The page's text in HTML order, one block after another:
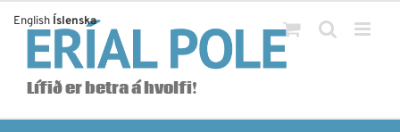
content
Lífið er betra á hvolfi!
English Íslenska